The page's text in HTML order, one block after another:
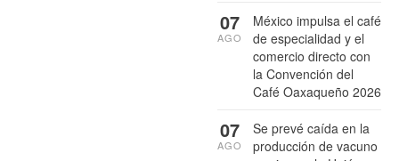
México impulsa el café
de especialidad y el
comercio directo con
la Convención del
Café Oaxaqueño 2026
07
AGO
Se prevé caída en la
producción de vacuno
07
AGO